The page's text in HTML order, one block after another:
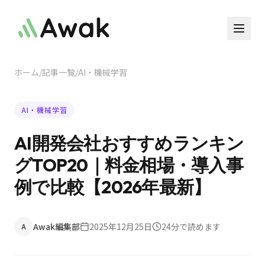
ホーム/記事一覧/AI・機械学習
AI・機械学習
AI開発会社おすすめランキン
グTOP20｜料金相場・導入事
例で比較【2026年最新】
A Awak編集部 2025年12月25日 24分で読めます